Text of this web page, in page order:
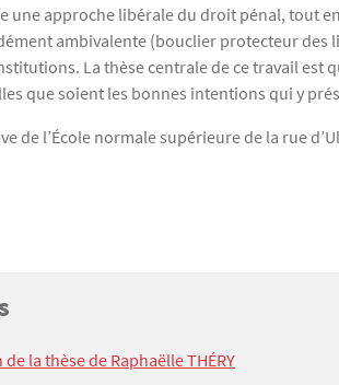
une approche libérale du droit pénal, tout
ambivalente (bouclier protecteur
La thèse centrale de ce travail
que soient les bonnes intentions qui y
de l’École normale supérieure de la rue
la thèse de Raphaëlle THÉRY